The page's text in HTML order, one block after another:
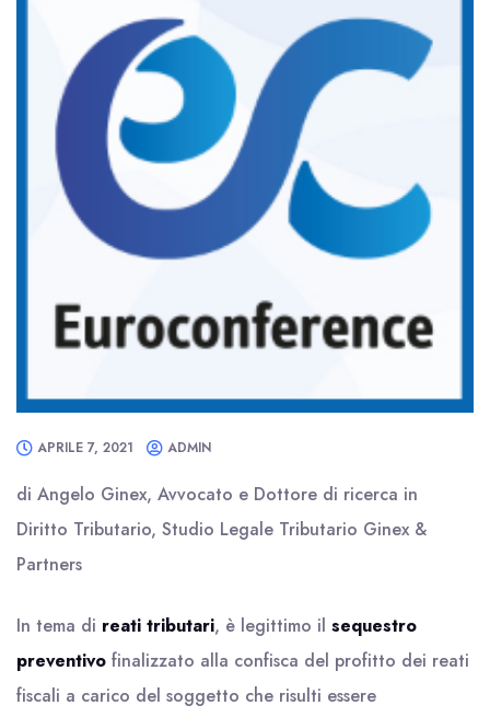
APRILE 7, 2021 ADMIN
di Angelo Ginex, Avvocato e Dottore di ricerca in
Diritto Tributario, Studio Legale Tributario Ginex &
Partners
In tema di reati tributari, è legittimo il sequestro
preventivo finalizzato alla confisca del profitto dei reati
fiscali a carico del soggetto che risulti essere